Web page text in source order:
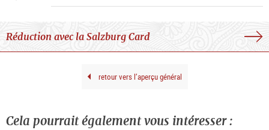
Réduction avec la Salzburg Card
retour vers l’aperçu général
Cela pourrait également vous intéresser :